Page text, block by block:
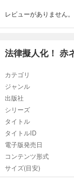
レビューがありません。
法律擬人化！ 赤
カテゴリ
ジャンル
出版社
シリーズ
タイトル
タイトルID
電子版発売日
コンテンツ形式
サイズ(目安)